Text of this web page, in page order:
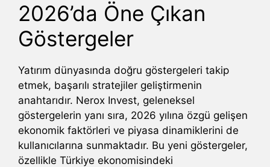
2026’da Öne Çıkan
Göstergeler
Yatırım dünyasında doğru göstergeleri takip
etmek, başarılı stratejiler geliştirmenin
anahtarıdır. Nerox Invest, geleneksel
göstergelerin yanı sıra, 2026 yılına özgü gelişen
ekonomik faktörleri ve piyasa dinamiklerini de
kullanıcılarına sunmaktadır. Bu yeni göstergeler,
özellikle Türkiye ekonomisindeki